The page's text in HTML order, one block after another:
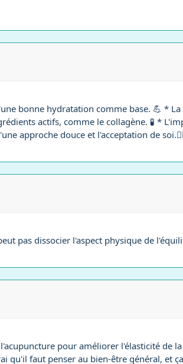
bonne hydratation comme base. 💪 *
actifs, comme le collagène. 🧪 *
approche douce et l'acceptation de
pas dissocier l'aspect physique de
pour améliorer l'élasticité de la
qu'il faut penser au bien-être général, et